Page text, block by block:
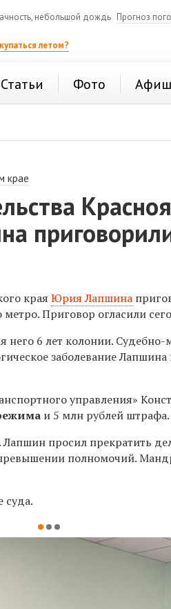
небольшой дождь Прогноз
летом?
Статьи Фото
крае
краяЮрия Лапшина
метро. Приговор огласили
него 6 лет колонии.
заболевание
управления»
и 5 млн рублей штрафа.
просил прекратить
полномочий.
суда.